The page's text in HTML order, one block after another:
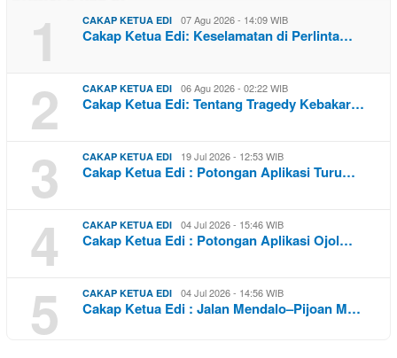
1 CAKAP KETUA EDI 07 Agu 2026 - 14:09 WIB
Cakap Ketua Edi: Keselamatan di Perlinta…
2 CAKAP KETUA EDI 06 Agu 2026 - 02:22 WIB
Cakap Ketua Edi: Tentang Tragedy Kebakar…
3 CAKAP KETUA EDI 19 Jul 2026 - 12:53 WIB
Cakap Ketua Edi : Potongan Aplikasi Turu…
4 CAKAP KETUA EDI 04 Jul 2026 - 15:46 WIB
Cakap Ketua Edi : Potongan Aplikasi Ojol…
5 CAKAP KETUA EDI 04 Jul 2026 - 14:56 WIB
Cakap Ketua Edi : Jalan Mendalo–Pijoan M…